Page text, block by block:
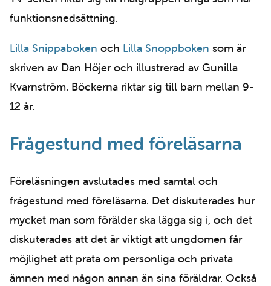
funktionsnedsättning.
Lilla Snippaboken och Lilla Snoppboken som är
skriven av Dan Höjer och illustrerad av Gunilla
Kvarnström. Böckerna riktar sig till barn mellan 9-
12 år.
Frågestund med föreläsarna
Föreläsningen avslutades med samtal och
frågestund med föreläsarna. Det diskuterades hur
mycket man som förälder ska lägga sig i, och det
diskuterades att det är viktigt att ungdomen får
möjlighet att prata om personliga och privata
ämnen med någon annan än sina föräldrar. Också